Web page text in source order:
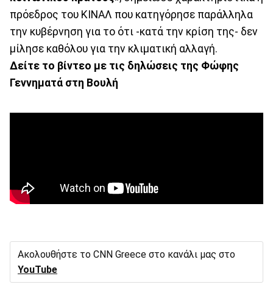
πρόεδρος του ΚΙΝΑΛ που κατηγόρησε παράλληλα
την κυβέρνηση για το ότι -κατά την κρίση της- δεν
μίλησε καθόλου για την κλιματική αλλαγή.
Δείτε το βίντεο με τις δηλώσεις της Φώφης
Γεννηματά στη Βουλή
Ακολουθήστε το CNN Greece στο κανάλι μας στο
YouTube